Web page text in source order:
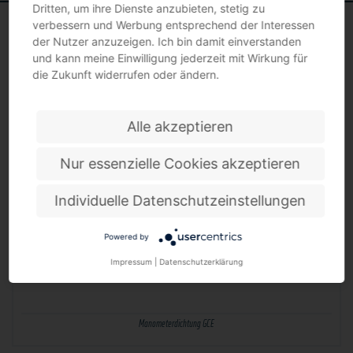
Manometerdichtung GCE
Dritten, um ihre Dienste anzubieten, stetig zu
verbessern und Werbung entsprechend der Interessen
der Nutzer anzuzeigen. Ich bin damit einverstanden
und kann meine Einwilligung jederzeit mit Wirkung für
die Zukunft widerrufen oder ändern.
Alle akzeptieren
Nur essenzielle Cookies akzeptieren
Individuelle Datenschutzeinstellungen
Powered by
Impressum Datenschutzerklärung